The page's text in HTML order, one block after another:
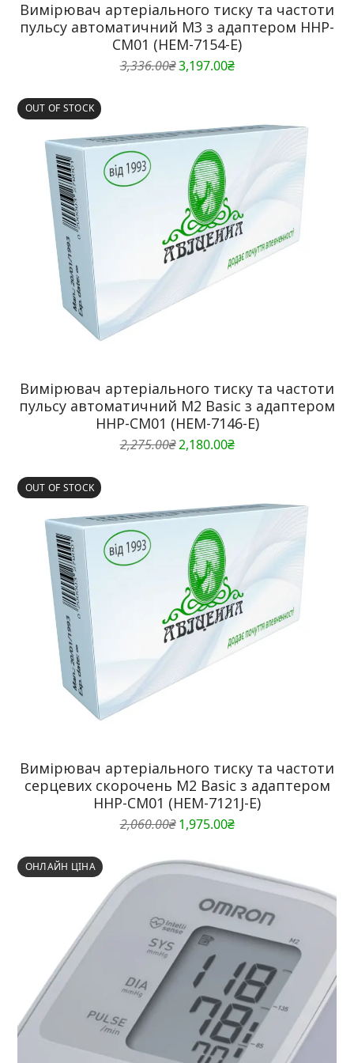
Вимірювач артеріального тиску та частоти
пульсу автоматичний M3 з адаптером HHP-
CM01 (HEM-7154-E)
3,336.00₴ Оригінальна
3,197.00₴Поточна
OUT OF STOCK
Вимірювач артеріального тиску та частоти
пульсу автоматичний M2 Basic з адаптером
HHP-CM01 (HEM-7146-E)
2,275.00₴ Оригінальна
2,180.00₴Поточна
OUT OF STOCK
Вимірювач артеріального тиску та частоти
серцевих скорочень M2 Basic з адаптером
HHP-CM01 (HEM-7121J-E)
2,060.00₴ Оригінальна
2,060.00₴.
1,975.00₴Поточна
ОНЛАЙН ЦІНА